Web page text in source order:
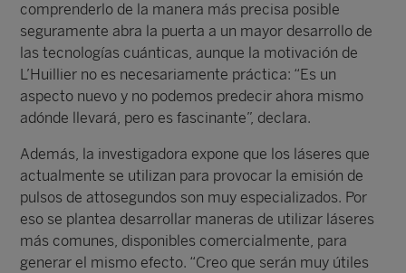
comprenderlo de la manera más precisa posible
seguramente abra la puerta a un mayor desarrollo de
las tecnologías cuánticas, aunque la motivación de
L’Huillier no es necesariamente práctica: “Es un
aspecto nuevo y no podemos predecir ahora mismo
adónde llevará, pero es fascinante”, declara.
Además, la investigadora expone que los láseres que
actualmente se utilizan para provocar la emisión de
pulsos de attosegundos son muy especializados. Por
eso se plantea desarrollar maneras de utilizar láseres
más comunes, disponibles comercialmente, para
generar el mismo efecto. “Creo que serán muy útiles